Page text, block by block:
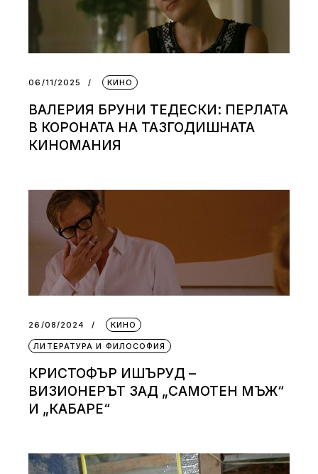
06/11/2025 КИНО
ВАЛЕРИЯ БРУНИ ТЕДЕСКИ: ПЕРЛАТА
В КОРОНАТА НА ТАЗГОДИШНАТА
КИНОМАНИЯ
26/08/2024 КИНО
ЛИТЕРАТУРА И ФИЛОСОФИЯ
КРИСТОФЪР ИШЪРУД –
ВИЗИОНЕРЪТ ЗАД „САМОТЕН МЪЖ“
И „КАБАРЕ“